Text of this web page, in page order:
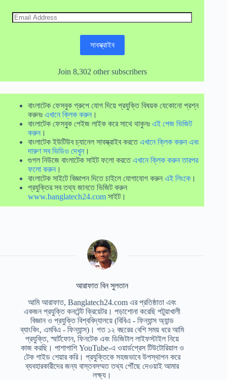
Email
Address
সাবস্ক্রাইব
Join 8,302 other subscribers
বাংলাটেক ফেসবুক গ্রুপে যোগ দিয়ে প্রযুক্তি বিষয়ক যেকোনো প্রশ্ন
করুনঃ এখানে ক্লিক করুন ।
বাংলাটেক ফেসবুক পেইজ লাইক করে সাথে থাকুনঃ এই পেজ ভিজিট
করুন ।
বাংলাটেক ইউটিউব চ্যানেল সাবস্ক্রাইব করতেএখানে ক্লিক করুন এবং
দারুণ সব ভিডিও দেখুন ।
গুগল নিউজে বাংলাটেক সাইট ফলো করতেএখানে ক্লিক করুন তারপর
ফলো করুন ।
বাংলাটেক সাইটে বিজ্ঞাপন দিতে চাইলে যোগাযোগ করুন এই লিংকে ।
প্রযুক্তির সব তথ্য জানতে ভিজিট করুন
www.banglatech24.com সাইট।
আরাফাত বিন সুলতান
আমি আরাফাত, Banglatech24.com এর প্রতিষ্ঠাতা এবং
একজন প্রযুক্তি কনটেন্ট ক্রিয়েটর। পড়াশোনা করেছি পটুয়াখালী
বিজ্ঞান ও প্রযুক্তি বিশ্ববিদ্যালয়ে (বিবিএ - ফিন্যান্স অ্যান্ড
ব্যাংকিং, এমবিএ - ফিন্যান্স)। গত ১২ বছরের বেশি সময় ধরে আমি
প্রযুক্তি, স্মার্টফোন, ফিনটেক এবং ডিজিটাল লাইফস্টাইল নিয়ে
কাজ করছি। পাশাপাশি YouTube-এ ওয়ার্ডপ্রেস টিউটোরিয়াল ও
টেক গাইড শেয়ার করি। প্রযুক্তিকে সহজভাবে উপস্থাপন করে
ব্যবহারকারীদের জন্য বাস্তবসম্মত তথ্য পৌঁছে দেওয়াই আমার
লক্ষ্য।